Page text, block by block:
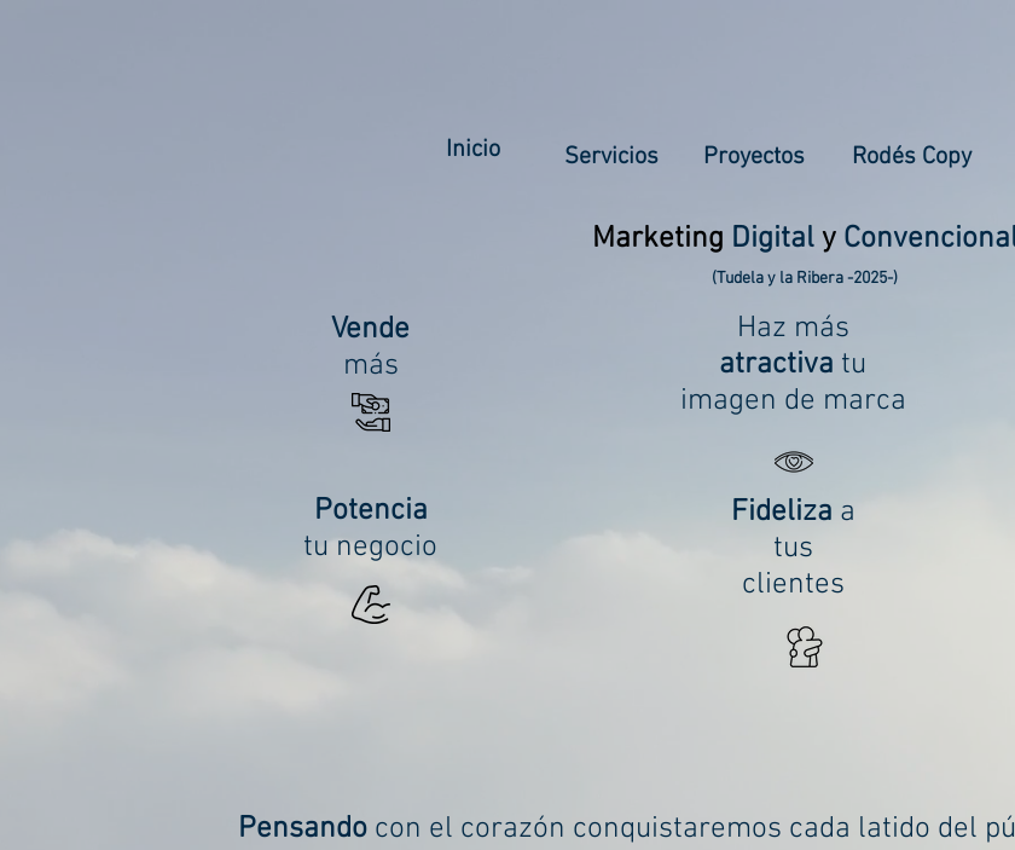
Inicio Servicios Proyectos Rodés Copy
Marketing Digitaly
(Tudela y la Ribera -2025-)
Vende
más
Potencia
tu negocio
Haz más
atractiva tu
imagen de marca
Fideliza a
tus
clientes
Pensandocon el corazón conquistaremos cada latido del